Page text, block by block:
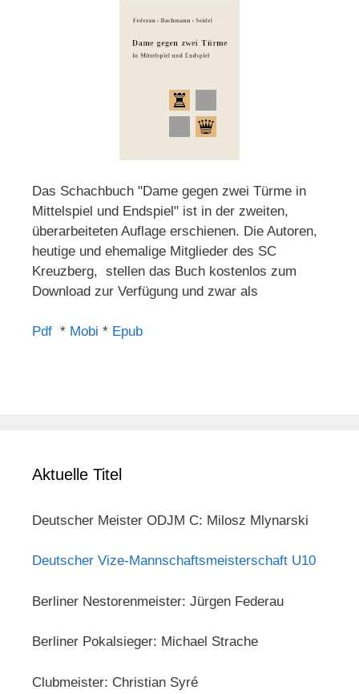
Das Schachbuch "Dame gegen zwei Türme in
Mittelspiel und Endspiel" ist in der zweiten,
überarbeiteten Auflage erschienen. Die Autoren,
heutige und ehemalige Mitglieder des SC
Kreuzberg, stellen das Buch kostenlos zum
Download zur Verfügung und zwar als
Pdf * Mobi * Epub
Aktuelle Titel
Deutscher Meister ODJM C: Milosz Mlynarski
Deutscher Vize-Mannschaftsmeisterschaft U10
Berliner Nestorenmeister: Jürgen Federau
Berliner Pokalsieger: Michael Strache
Clubmeister: Christian Syré